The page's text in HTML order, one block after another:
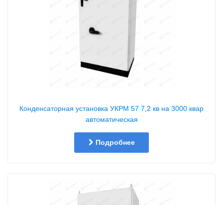
Конденсаторная установка УКРМ 57 7,2 кв на 3000 квар
автоматическая
Подробнее